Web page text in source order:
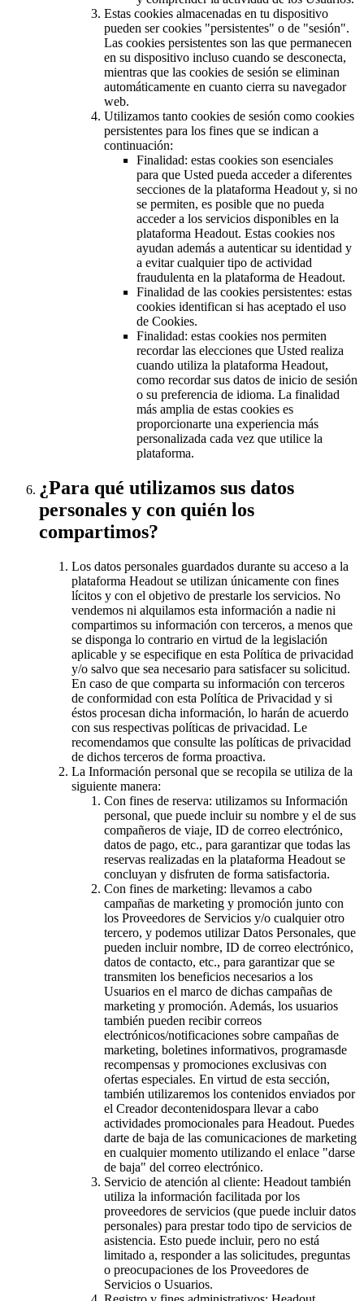
Estas cookies almacenadas en tu dispositivo
pueden ser cookies "persistentes" o de "sesión".
Las cookies persistentes son las que permanecen
en su dispositivo incluso cuando se desconecta,
mientras que las cookies de sesión se eliminan
automáticamente en cuanto cierra su navegador
web.
Utilizamos tanto cookies de sesión como cookies
persistentes para los fines que se indican a
continuación:
Finalidad: estas cookies son esenciales
para que Usted pueda acceder a diferentes
secciones de la plataforma Headout y, si no
se permiten, es posible que no pueda
acceder a los servicios disponibles en la
plataforma Headout. Estas cookies nos
ayudan además a autenticar su identidad y
a evitar cualquier tipo de actividad
fraudulenta en la plataforma de Headout.
Finalidad de las cookies persistentes: estas
cookies identifican si has aceptado el uso
de Cookies.
Finalidad: estas cookies nos permiten
recordar las elecciones que Usted realiza
cuando utiliza la plataforma Headout,
como recordar sus datos de inicio de sesión
o su preferencia de idioma. La finalidad
más amplia de estas cookies es
proporcionarte una experiencia más
personalizada cada vez que utilice la
plataforma.
¿Para qué utilizamos sus datos
personales y con quién los
compartimos?
Los datos personales guardados durante su acceso a la
plataforma Headout se utilizan únicamente con fines
lícitos y con el objetivo de prestarle los servicios. No
vendemos ni alquilamos esta información a nadie ni
compartimos su información con terceros, a menos que
se disponga lo contrario en virtud de la legislación
aplicable y se especifique en esta Política de privacidad
y/o salvo que sea necesario para satisfacer su solicitud.
En caso de que comparta su información con terceros
de conformidad con esta Política de Privacidad y si
éstos procesan dicha información, lo harán de acuerdo
con sus respectivas políticas de privacidad. Le
recomendamos que consulte las políticas de privacidad
de dichos terceros de forma proactiva.
La Información personal que se recopila se utiliza de la
siguiente manera:
Con fines de reserva: utilizamos su Información
personal, que puede incluir su nombre y el de sus
compañeros de viaje, ID de correo electrónico,
datos de pago, etc., para garantizar que todas las
reservas realizadas en la plataforma Headout se
concluyan y disfruten de forma satisfactoria.
Con fines de marketing: llevamos a cabo
campañas de marketing y promoción junto con
los Proveedores de Servicios y/o cualquier otro
tercero, y podemos utilizar Datos Personales, que
pueden incluir nombre, ID de correo electrónico,
datos de contacto, etc., para garantizar que se
transmiten los beneficios necesarios a los
Usuarios en el marco de dichas campañas de
marketing y promoción. Además, los usuarios
también pueden recibir correos
electrónicos/notificaciones sobre campañas de
marketing, boletines informativos, programasde
recompensas y promociones exclusivas con
ofertas especiales. En virtud de esta sección,
también utilizaremos los contenidos enviados por
el Creador decontenidospara llevar a cabo
actividades promocionales para Headout. Puedes
darte de baja de las comunicaciones de marketing
en cualquier momento utilizando el enlace "darse
de baja" del correo electrónico.
Servicio de atención al cliente: Headout también
utiliza la información facilitada por los
proveedores de servicios (que puede incluir datos
personales) para prestar todo tipo de servicios de
asistencia. Esto puede incluir, pero no está
limitado a, responder a las solicitudes, preguntas
o preocupaciones de los Proveedores de
Servicios o Usuarios.